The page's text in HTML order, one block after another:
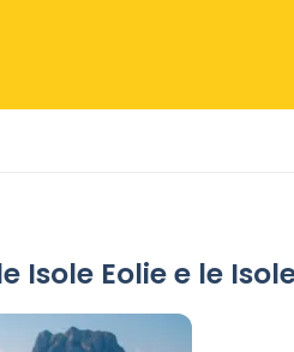
Eolie e le